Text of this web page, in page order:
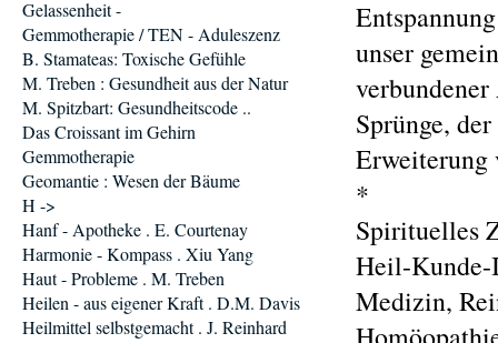
unser
Sprünge,
Erweiterung
*
Spirituelles
Heil-Kunde-
Medizin,
Gelassenheit -
Gemmotherapie / TEN - Aduleszenz
B. Stamateas: Toxische Gefühle
M. Treben : Gesundheit aus der Natur
M. Spitzbart: Gesundheitscode ..
Das Croissant im Gehirn
Gemmotherapie
Geomantie : Wesen der Bäume
H ->
Hanf - Apotheke . E. Courtenay
Harmonie - Kompass . Xiu Yang
Haut - Probleme . M. Treben
Heilen - aus eigener Kraft . D.M. Davis
Heilmittel selbstgemacht . J. Reinhard